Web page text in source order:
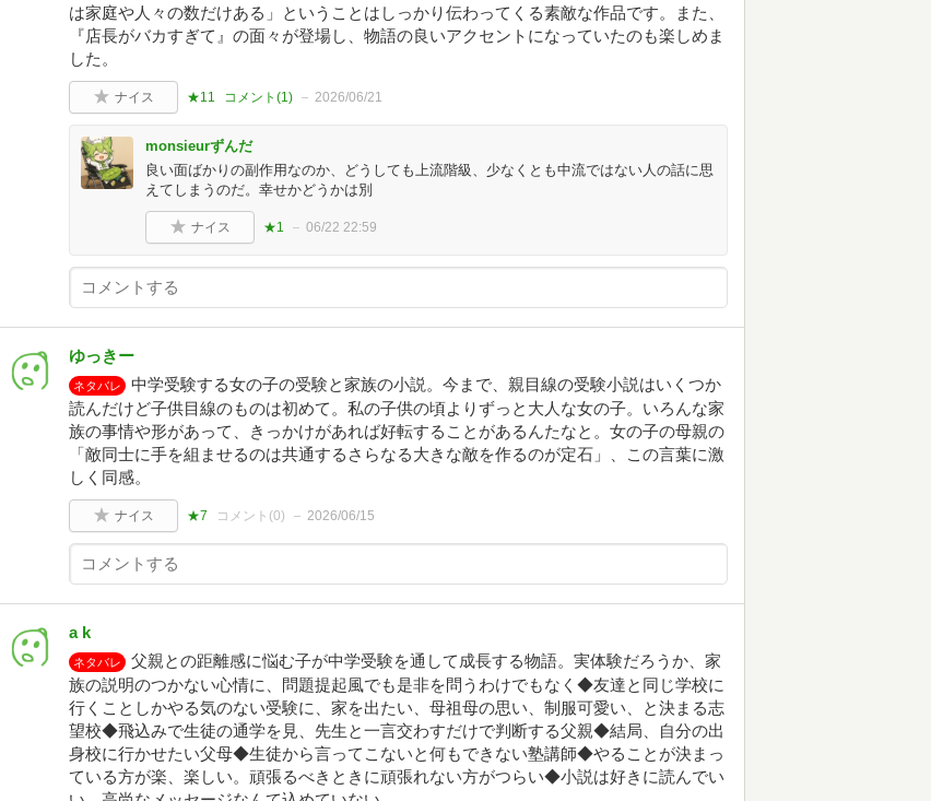
は家庭や人々の数だけある」ということはしっかり伝わってくる素敵な作品です。また、
『店長がバカすぎて』の面々が登場し、物語の良いアクセントになっていたのも楽しめま
した。
ナイス ★11 コメント(1) 2026/06/21
monsieurずんだ
良い面ばかりの副作用なのか、どうしても上流階級、少なくとも中流ではない人の話に思
えてしまうのだ。幸せかどうかは別
ナイス ★1 06/22 22:59
ゆっきー
ネタバレ
中学受験する女の子の受験と家族の小説。今まで、親目線の受験小説はいくつか
読んだけど子供目線のものは初めて。私の子供の頃よりずっと大人な女の子。いろんな家
族の事情や形があって、きっかけがあれば好転することがあるんたなと。女の子の母親の
「敵同士に手を組ませるのは共通するさらなる大きな敵を作るのが定石」、この言葉に激
しく同感。
ナイス ★7 コメント(0) 2026/06/15
a k
ネタバレ
父親との距離感に悩む子が中学受験を通して成長する物語。実体験だろうか、家
族の説明のつかない心情に、問題提起風でも是非を問うわけでもなく◆友達と同じ学校に
行くことしかやる気のない受験に、家を出たい、母祖母の思い、制服可愛い、と決まる志
望校◆飛込みで生徒の通学を見、先生と一言交わすだけで判断する父親◆結局、自分の出
身校に行かせたい父母◆生徒から言ってこないと何もできない塾講師◆やることが決まっ
ている方が楽、楽しい。頑張るべきときに頑張れない方がつらい◆小説は好きに読んでい